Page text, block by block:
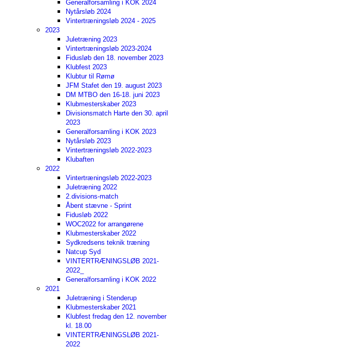
Generalforsamling i KOK 2024
Nytårsløb 2024
Vintertræningsløb 2024 - 2025
2023
Juletræning 2023
Vintertræningsløb 2023-2024
Fidusløb den 18. november 2023
Klubfest 2023
Klubtur til Rømø
JFM Stafet den 19. august 2023
DM MTBO den 16-18. juni 2023
Klubmesterskaber 2023
Divisionsmatch Harte den 30. april
2023
Generalforsamling i KOK 2023
Nytårsløb 2023
Vintertræningsløb 2022-2023
Klubaften
2022
Vintertræningsløb 2022-2023
Juletræning 2022
2.divisions-match
Åbent stævne - Sprint
Fidusløb 2022
WOC2022 for arrangørene
Klubmesterskaber 2022
Sydkredsens teknik træning
Natcup Syd
VINTERTRÆNINGSLØB 2021-
2022_
Generalforsamling i KOK 2022
2021
Juletræning i Stenderup
Klubmesterskaber 2021
Klubfest fredag den 12. november
kl. 18.00
VINTERTRÆNINGSLØB 2021-
2022